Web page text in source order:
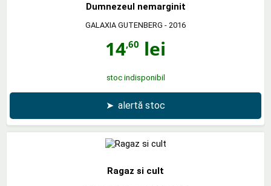
Dumnezeul nemarginit
GALAXIA GUTENBERG - 2016
14,60 lei
stoc indisponibil
➤ alertă stoc
Ragaz si cult